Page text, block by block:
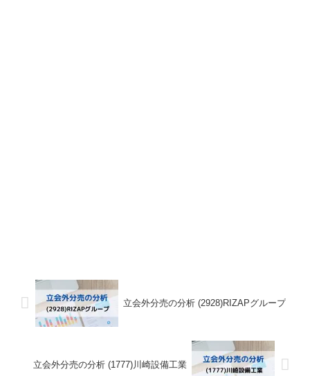
立会外分売の分析 (2928)RIZAPグループ
立会外分売の分析 (1777)川崎設備工業